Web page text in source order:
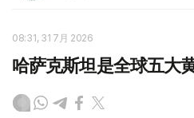
08:31, 31 7月 2026
哈萨克斯坦是全球五大